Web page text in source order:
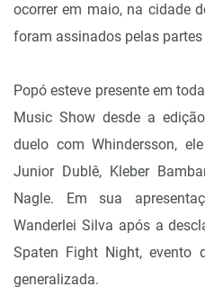
ocorrer em maio, na cidade
foram assinados pelas
Popó esteve presente em
Music Show desde a
duelo com Whindersson,
Junior Dublê, Kleber
Nagle. Em sua
Wanderlei Silva após a
Spaten Fight Night, evento
generalizada.